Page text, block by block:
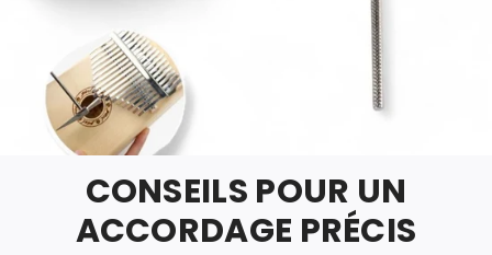
CONSEILS POUR UN
ACCORDAGE PRÉCIS